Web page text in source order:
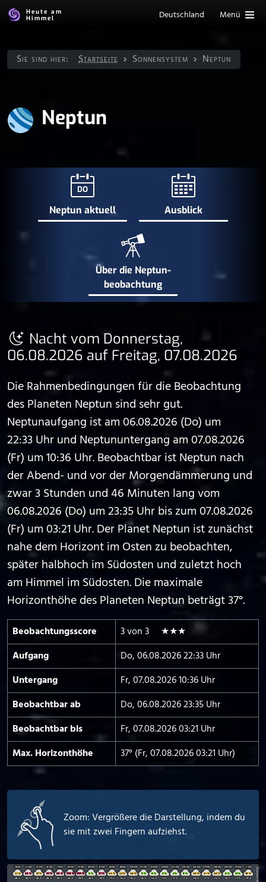
Heute am
Himmel
Deutschland Menü
Sie sind hier: Startseite Sonnen­system Neptun
Neptun
DO
Neptun aktuell Ausblick
Über die Neptun­
beobachtung
Nacht vom Donnerstag,
06.08.2026 auf Freitag, 07.08.2026
Die Rahmenbedingungen für die Beobachtung
des Planeten Neptun sind sehr gut.
Neptunaufgang ist am 06.08.2026 (Do) um
22:33 Uhr und Neptununtergang am 07.08.2026
(Fr) um 10:36 Uhr. Beobachtbar ist Neptun nach
der Abend- und vor der Morgendämmerung und
zwar 3 Stunden und 46 Minuten lang vom
06.08.2026 (Do) um 23:35 Uhr bis zum 07.08.2026
(Fr) um 03:21 Uhr. Der Planet Neptun ist zunächst
nahe dem Horizont im Osten zu beobachten,
später halbhoch im Südosten und zuletzt hoch
am Himmel im Südosten. Die maximale
Horizonthöhe des Planeten Neptun beträgt 37°.
Beobachtungs­score
3 von 3 ★★★
Aufgang
Do, 06.08.2026 22:33 Uhr
Untergang
Fr, 07.08.2026 10:36 Uhr
Beobachtbar ab
Do, 06.08.2026 23:35 Uhr
Beobachtbar bis
Fr, 07.08.2026 03:21 Uhr
Max. Horizont­höhe
37° (Fr, 07.08.2026 03:21 Uhr)
Zoom: Vergrößere die Darstellung, indem du
sie mit zwei Fingern aufziehst.